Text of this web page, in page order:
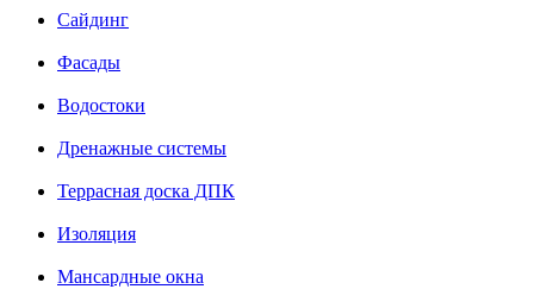
Сайдинг
Фасады
Водостоки
Дренажные системы
Террасная доска ДПК
Изоляция
Мансардные окна